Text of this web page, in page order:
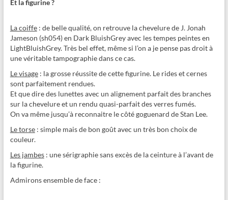
Et la figurine ?
La coiffe: de belle qualité, on retrouve la chevelure de J. Jonah
Jameson (sh054) en Dark BluishGrey avec les tempes peintes en
LightBluishGrey. Très bel effet, même si l’on a je pense pas droit à
une véritable tampographie dans ce cas.
Le visage: la grosse réussite de cette figurine. Le rides et cernes
sont parfaitement rendues.
Et que dire des lunettes avec un alignement parfait des branches
sur la chevelure et un rendu quasi-parfait des verres fumés.
On va même jusqu’à reconnaitre le côté goguenard de Stan Lee.
Le torse: simple mais de bon goût avec un très bon choix de
couleur.
Les jambes: une sérigraphie sans excès de la ceinture à l’avant de
la figurine.
Admirons ensemble de face :